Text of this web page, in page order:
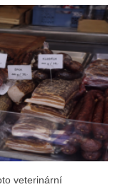
veterinární